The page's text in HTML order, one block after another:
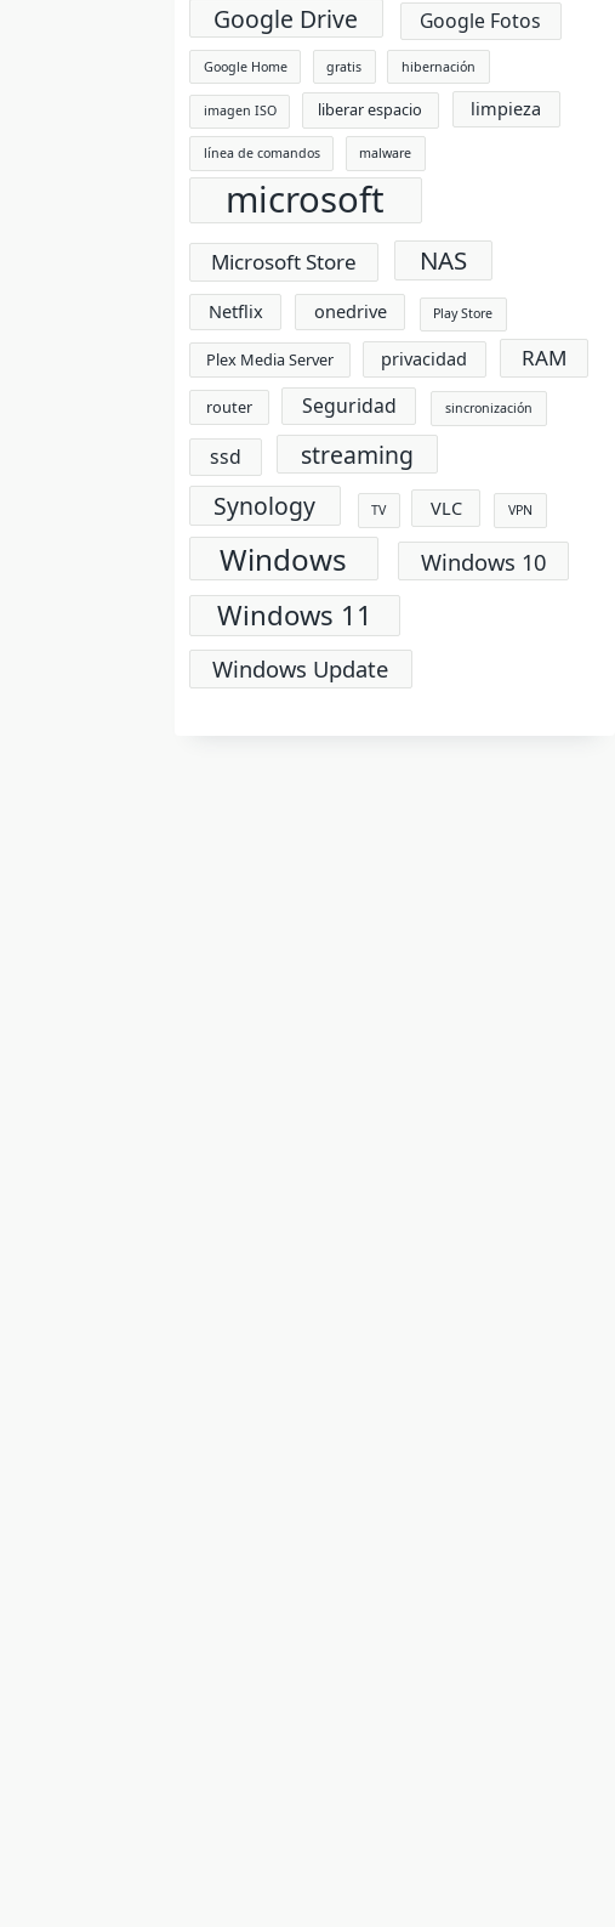
Google Drive
Google Fotos
Google Home gratis hibernación
imagen ISO liberar espacio limpieza
línea de comandos malware
microsoft
Microsoft Store NAS
Netflix onedrive Play Store
Plex Media Server privacidad RAM
router Seguridad sincronización
ssd
streaming
Synology
TV VLC VPN
Windows Windows 10
Windows 11
Windows Update